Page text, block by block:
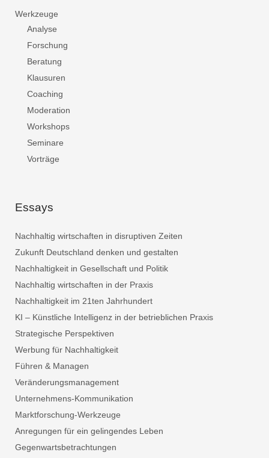
Werkzeuge
Analyse
Forschung
Beratung
Klausuren
Coaching
Moderation
Workshops
Seminare
Vorträge
Essays
Nachhaltig wirtschaften in disruptiven Zeiten
Zukunft Deutschland denken und gestalten
Nachhaltigkeit in Gesellschaft und Politik
Nachhaltig wirtschaften in der Praxis
Nachhaltigkeit im 21ten Jahrhundert
KI – Künstliche Intelligenz in der betrieblichen Praxis
Strategische Perspektiven
Werbung für Nachhaltigkeit
Führen & Managen
Veränderungsmanagement
Unternehmens-Kommunikation
Marktforschung-Werkzeuge
Anregungen für ein gelingendes Leben
Gegenwartsbetrachtungen